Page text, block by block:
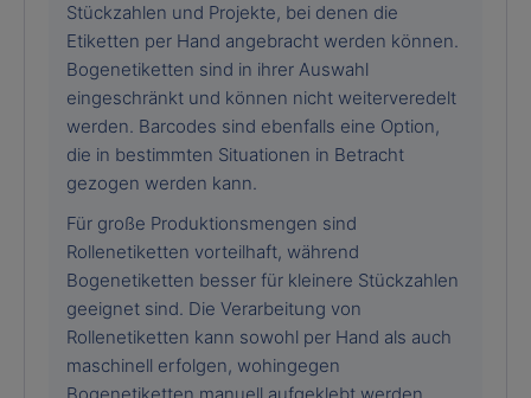
Stückzahlen und Projekte, bei denen die
Etiketten per Hand angebracht werden können.
Bogenetiketten sind in ihrer Auswahl
eingeschränkt und können nicht weiterveredelt
werden. Barcodes sind ebenfalls eine Option,
die in bestimmten Situationen in Betracht
gezogen werden kann.
Für große Produktionsmengen sind
Rollenetiketten vorteilhaft, während
Bogenetiketten besser für kleinere Stückzahlen
geeignet sind. Die Verarbeitung von
Rollenetiketten kann sowohl per Hand als auch
maschinell erfolgen, wohingegen